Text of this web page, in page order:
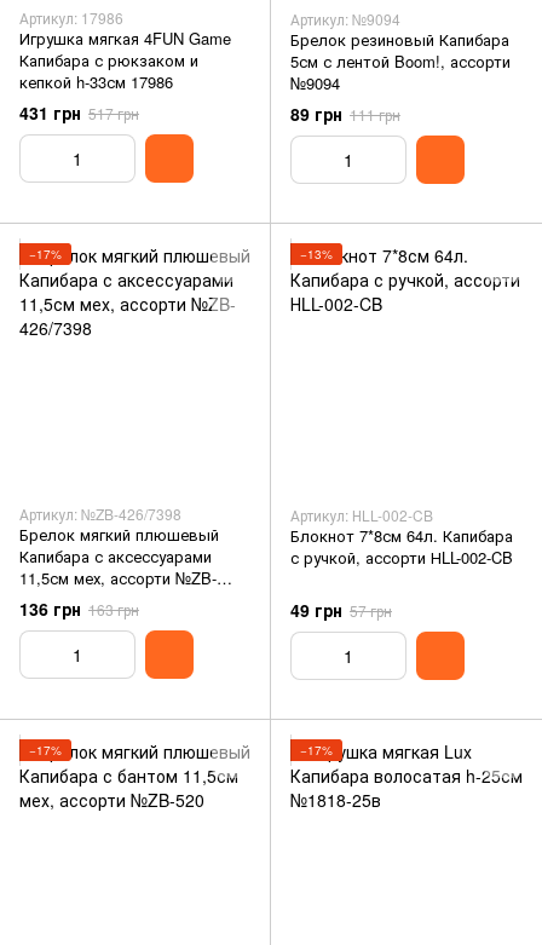
Артикул: 17986
Игрушка мягкая 4FUN Game
Капибара с рюкзаком и
кепкой h-33см 17986
431 грн 517 грн
Артикул: №9094
Брелок резиновый Капибара
5см с лентой Boom!, ассорти
№9094
89 грн 111 грн
−17%
Артикул: №ZB-426/7398
Брелок мягкий плюшевый
Капибара с аксессуарами
11,5см мех, ассорти №ZB-
426/7398
136 грн 163 грн
−13%
Артикул: НLL-002-CB
Блокнот 7*8см 64л. Капибара
с ручкой, ассорти НLL-002-CB
49 грн 57 грн
−17% −17%